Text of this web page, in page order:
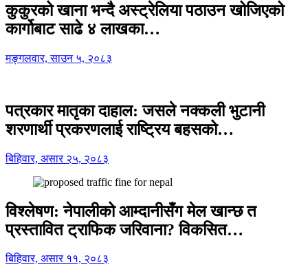
कुकुरको खाना भन्दै अस्ट्रेलिया पठाउन खोजिएको
कार्गोबाट साढे ४ लाखका…
मङ्गलवार, साउन ५, २०८३
पत्रकार मातृका दाहाल: जसले नक्कली भुटानी
शरणार्थी प्रकरणलाई राष्ट्रिय बहसको…
बिहिवार, असार २५, २०८३
विश्लेषण: नेपालीको आम्दानीसँग मेल खान्छ त
प्रस्तावित ट्राफिक जरिवाना? विकसित…
बिहिवार, असार ११, २०८३